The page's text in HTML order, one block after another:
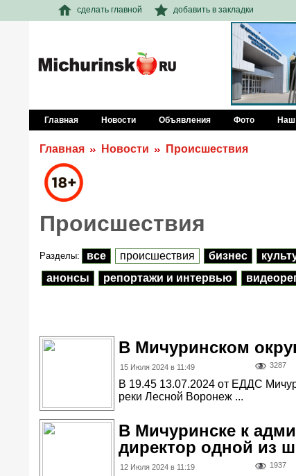
сделать главной добавить в закладки
Главная Новости Объявления Фото Наш
Главная Новости Происшествия
Происшествия
Разделы: все происшествия бизнес
анонсы
репортажи и интервью
В Мичуринском
15 Июля 2024 в 11:49 3287
В 19.45 13.07.2024 от ЕДДС
реки Лесной Воронеж ...
В Мичуринске к
директор одной из
12 Июля 2024 в 11:19 1937